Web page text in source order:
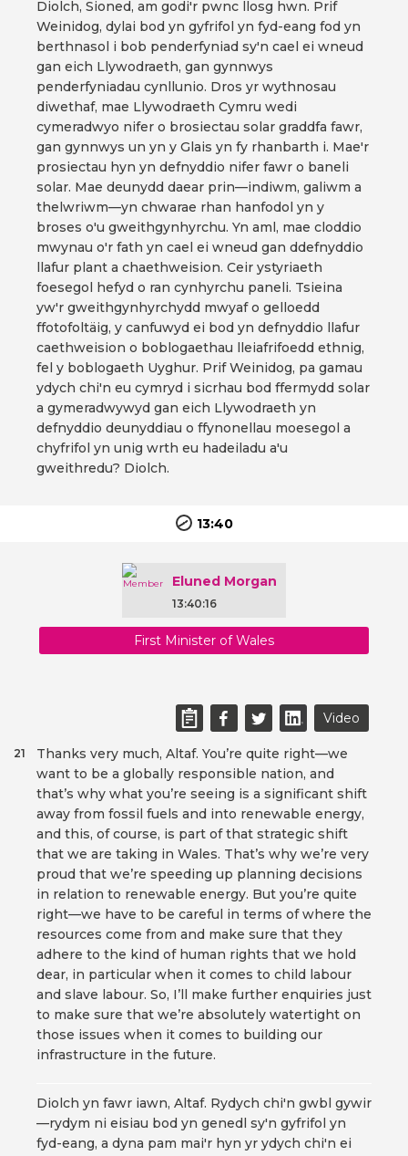
Diolch, Sioned, am godi'r pwnc llosg hwn. Prif
Weinidog, dylai bod yn gyfrifol yn fyd-eang fod yn
berthnasol i bob penderfyniad sy'n cael ei wneud
gan eich Llywodraeth, gan gynnwys
penderfyniadau cynllunio. Dros yr wythnosau
diwethaf, mae Llywodraeth Cymru wedi
cymeradwyo nifer o brosiectau solar graddfa fawr,
gan gynnwys un yn y Glais yn fy rhanbarth i. Mae'r
prosiectau hyn yn defnyddio nifer fawr o baneli
solar. Mae deunydd daear prin—indiwm, galiwm a
thelwriwm—yn chwarae rhan hanfodol yn y
broses o'u gweithgynhyrchu. Yn aml, mae cloddio
mwynau o'r fath yn cael ei wneud gan ddefnyddio
llafur plant a chaethweision. Ceir ystyriaeth
foesegol hefyd o ran cynhyrchu paneli. Tsieina
yw'r gweithgynhyrchydd mwyaf o gelloedd
ffotofoltäig, y canfuwyd ei bod yn defnyddio llafur
caethweision o boblogaethau lleiafrifoedd ethnig,
fel y boblogaeth Uyghur. Prif Weinidog, pa gamau
ydych chi'n eu cymryd i sicrhau bod ffermydd solar
a gymeradwywyd gan eich Llywodraeth yn
defnyddio deunyddiau o ffynonellau moesegol a
chyfrifol yn unig wrth eu hadeiladu a'u
gweithredu? Diolch.
13:40
Eluned Morgan
13:40:16
First Minister of Wales
Video
Thanks very much, Altaf. You’re quite right—we
want to be a globally responsible nation, and
that’s why what you’re seeing is a significant shift
away from fossil fuels and into renewable energy,
and this, of course, is part of that strategic shift
that we are taking in Wales. That’s why we’re very
proud that we’re speeding up planning decisions
in relation to renewable energy. But you’re quite
right—we have to be careful in terms of where the
resources come from and make sure that they
adhere to the kind of human rights that we hold
dear, in particular when it comes to child labour
and slave labour. So, I’ll make further enquiries just
to make sure that we’re absolutely watertight on
those issues when it comes to building our
infrastructure in the future.
21
Diolch yn fawr iawn, Altaf. Rydych chi'n gwbl gywir
—rydym ni eisiau bod yn genedl sy'n gyfrifol yn
fyd-eang, a dyna pam mai'r hyn yr ydych chi'n ei